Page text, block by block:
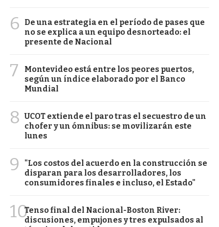
6
De una estrategia en el período de pases que
no se explica a un equipo desnorteado: el
presente de Nacional
7
Montevideo está entre los peores puertos,
según un índice elaborado por el Banco
Mundial
8 UCOT extiende el paro tras el secuestro de un
chofer y un ómnibus: se movilizarán este
lunes
9
"Los costos del acuerdo en la construcción se
disparan para los desarrolladores, los
consumidores finales e incluso, el Estado"
10Tenso final del Nacional-Boston River:
discusiones, empujones y tres expulsados al